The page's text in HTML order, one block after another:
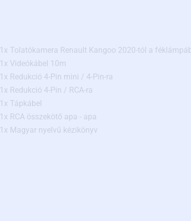
1x Tolatókamera Renault Kangoo 2020-tól a
1x Videókábel 10m
1x Redukció 4-Pin mini / 4-Pin-ra
1x Redukció 4-Pin / RCA-ra
1x Tápkábel
1x RCA összekötő apa - apa
1x Magyar nyelvű kézikönyv